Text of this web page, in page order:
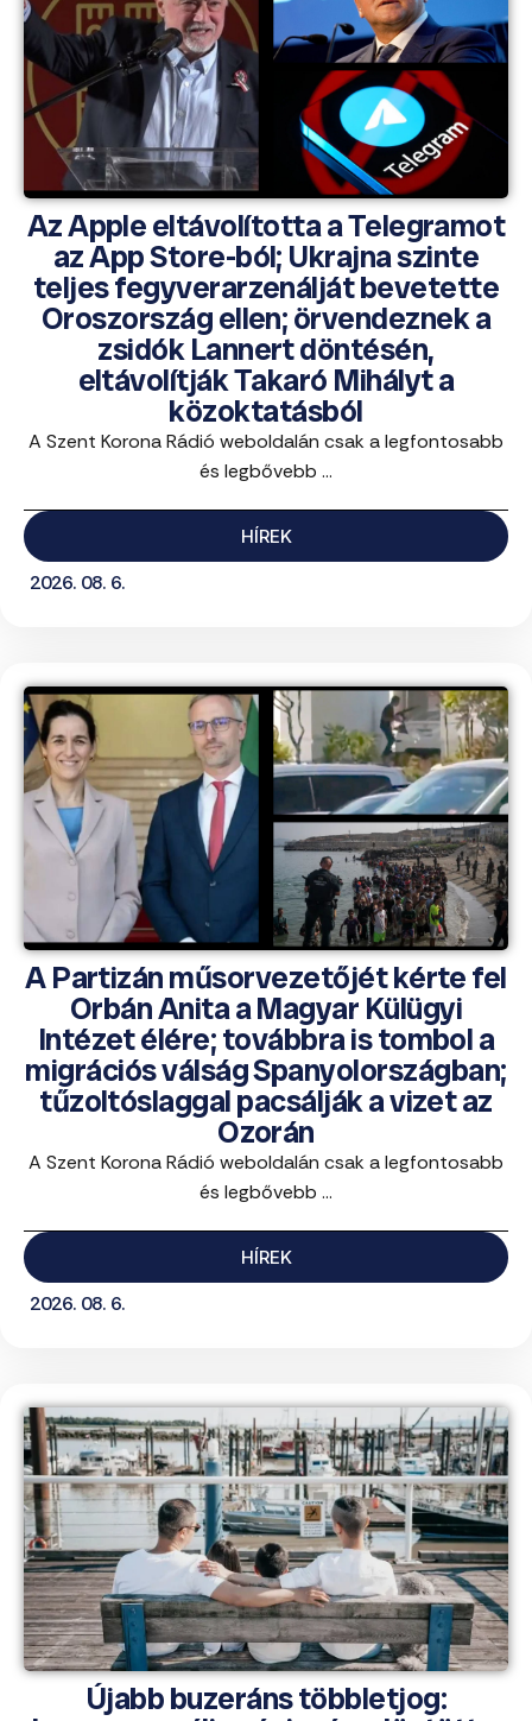
Az Apple eltávolította a Telegramot
az App Store-ból; Ukrajna szinte
teljes fegyverarzenálját bevetette
Oroszország ellen; örvendeznek a
zsidók Lannert döntésén,
eltávolítják Takaró Mihályt a
közoktatásból
A Szent Korona Rádió weboldalán csak a legfontosabb
és legbővebb ...
HÍREK
2026. 08. 6.
A Partizán műsorvezetőjét kérte fel
Orbán Anita a Magyar Külügyi
Intézet élére; továbbra is tombol a
migrációs válság Spanyolországban;
tűzoltóslaggal pacsálják a vizet az
Ozorán
A Szent Korona Rádió weboldalán csak a legfontosabb
és legbővebb ...
HÍREK
2026. 08. 6.
Újabb buzeráns többletjog: